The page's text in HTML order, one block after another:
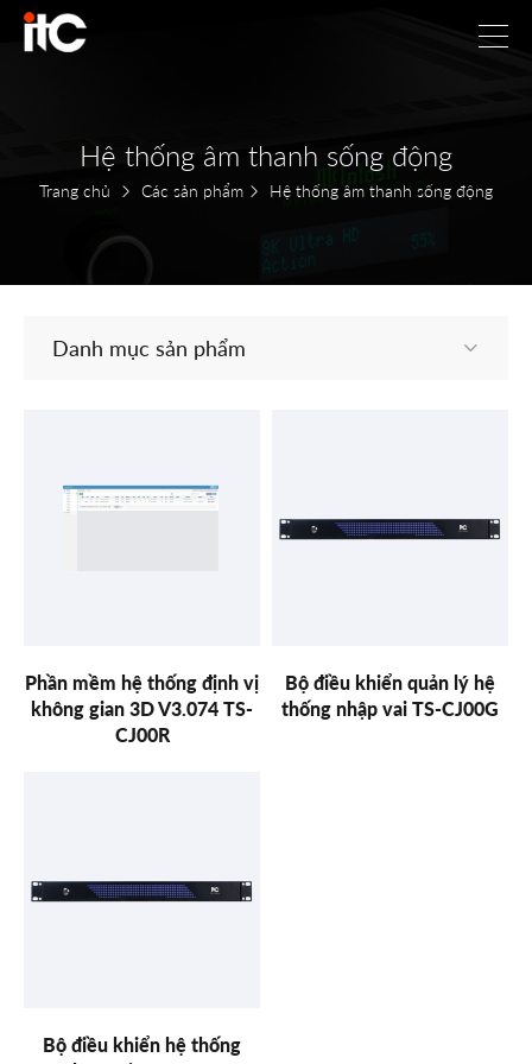
Hệ thống âm thanh sống động
Trang chủ Các sản phẩm Hệ thống âm thanh sống động
Danh mục sản phẩm
Phần mềm hệ thống định vị
không gian 3D V3.074 TS-
CJ00R
Bộ điều khiển quản lý hệ
thống nhập vai TS-CJ00G
Bộ điều khiển hệ thống